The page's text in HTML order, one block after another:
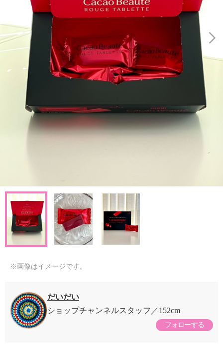
※画像はイメージです。
だいだい
ショップチャンネルスタッフ
152cm
フォローする